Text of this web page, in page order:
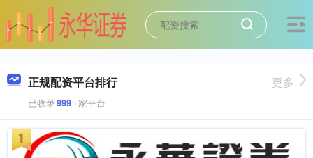
正规配资平台排行
已收录999+家平台
更多